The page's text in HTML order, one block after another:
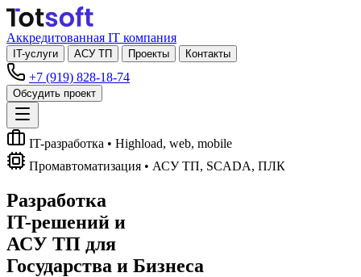
Аккредитованная IT компания
IT-услуги АСУ ТП Проекты Контакты
+7 (919) 828-18-74
Обсудить проект
IT-разработка • Highload, web, mobile
Промавтоматизация • АСУ ТП, SCADA, ПЛК
Разработка
IT-решений и
АСУ ТП для
Государства и Бизнеса